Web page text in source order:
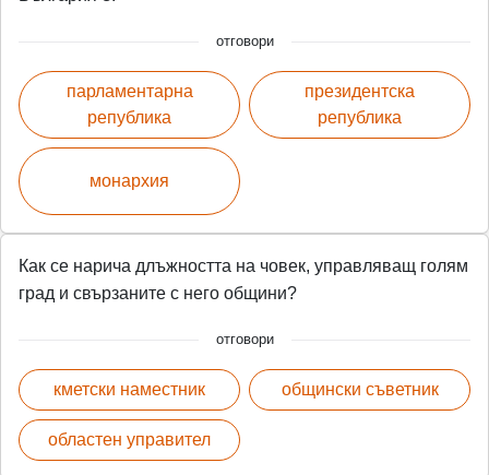
отговори
парламентарна
република
монархия
президентска
република
Как се нарича длъжността на човек, управляващ голям
град и свързаните с него общини?
отговори
кметски наместник
областен управител
общински съветник